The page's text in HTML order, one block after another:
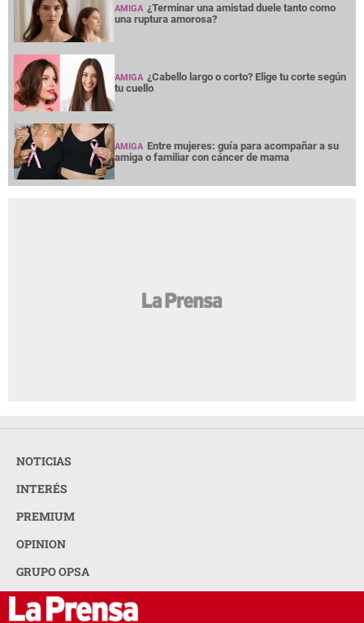
AMIGA ¿Terminar una amistad duele tanto como
una ruptura amorosa?
AMIGA ¿Cabello largo o corto? Elige tu corte según
tu cuello
AMIGA Entre mujeres: guía para acompañar a su
amiga o familiar con cáncer de mama
NOTICIAS
INTERÉS
PREMIUM
OPINION
GRUPO OPSA